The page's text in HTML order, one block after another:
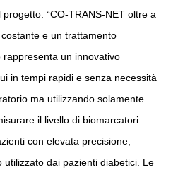
“CO-TRANS-NET oltre a
e un trattamento
un innovativo
in tempi rapidi e senza necessità
ma utilizzando solamente
il livello di biomarcatori
con elevata precisione,
utilizzato dai pazienti diabetici. Le